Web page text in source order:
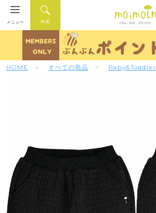
ONLINE STORE
検索
メニュー
HOME すべての商品 Baby&Toddler